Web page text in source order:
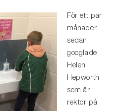
För ett par
månader
sedan
googlade
Helen
Hepworth
som är
rektor på